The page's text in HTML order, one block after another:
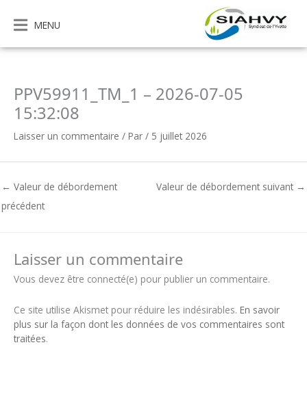
contenu
MENU
PPV59911_TM_1 – 2026-07-05
15:32:08
Laisser un commentaire / Par / 5 juillet 2026
← Valeur de débordement
précédent
Valeur de débordement suivant →
Laisser un commentaire
Vous devez être connecté(e) pour publier un commentaire.
Ce site utilise Akismet pour réduire les indésirables. En savoir
plus sur la façon dont les données de vos commentaires sont
traitées.